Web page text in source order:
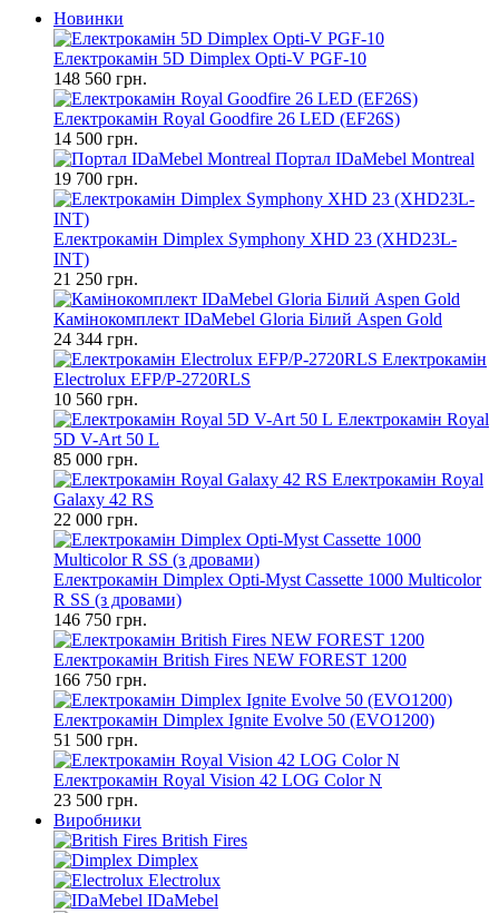
Новинки
Електрокамін 5D Dimplex Opti-V PGF-10
148 560 грн.
Електрокамін Royal Goodfire 26 LED (EF26S)
14 500 грн.
Портал IDaMebel Montreal
19 700 грн.
Електрокамін Dimplex Symphony XHD 23 (XHD23L-
INT)
21 250 грн.
Камінокомплект IDaMebel Gloria Білий Aspen Gold
24 344 грн.
Електрокамін
Electrolux EFP/P-2720RLS
10 560 грн.
Електрокамін Royal
5D V-Art 50 L
85 000 грн.
Електрокамін Royal
Galaxy 42 RS
22 000 грн.
Електрокамін Dimplex Opti-Myst Cassette 1000 Multicolor
R SS (з дровами)
146 750 грн.
Електрокамін British Fires NEW FOREST 1200
166 750 грн.
Електрокамін Dimplex Ignite Evolve 50 (EVO1200)
51 500 грн.
Електрокамін Royal Vision 42 LOG Color N
23 500 грн.
Виробники
British Fires
Dimplex
Electrolux
IDaMebel